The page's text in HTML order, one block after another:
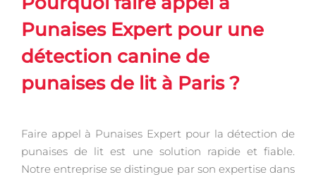
Punaises Expert pour une
détection canine de
punaises de lit à Paris ?
Faire appel à Punaises Expert pour la détection de
punaises de lit est une solution rapide et fiable.
Notre entreprise se distingue par son expertise dans